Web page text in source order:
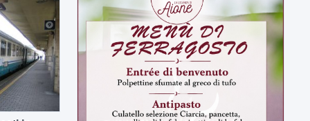
ULTIMI VIDEO
TUTTI I VIDEO